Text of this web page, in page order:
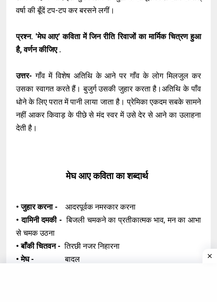
वर्षा की बूँदें टप-टप कर बरसने लगीं।
प्रश्न. 'मेघ आए' कविता में जिन रीति रिवाजों का मार्मिक चित्रण हुआ
है, वर्णन कीजिए .
उत्तर- गाँव में विशेष अतिथि के आने पर गाँव के लोग मिलजुल कर
उसका स्वागत करते हैं। बुजुर्ग उसकी जुहार करता है।अतिथि के पाँव
धोने के लिए परात में पानी लाया जाता है। प्रेमिका एकदम सबके सामने
नहीं आकर किवाड़ के पीछे से मंद स्वर में उसे देर से आने का उलाहना
देती है।
मेघ आए कविता का शब्दार्थ
• जुहार करना -
आदरपूर्वक नमस्कार करना
• दामिनी दमकी - बिजली चमकने का प्रतीकात्मक भाव, मन का आभा
से चमक उठना
• बाँकी चितवन - तिरछी नजर निहारना
• मेघ -
बादल